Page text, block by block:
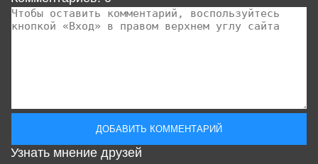
Узнать мнение друзей